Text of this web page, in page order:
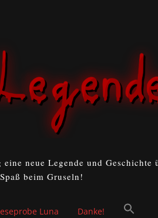
neue Legende und Geschichte
beim Gruseln!
Luna Danke!